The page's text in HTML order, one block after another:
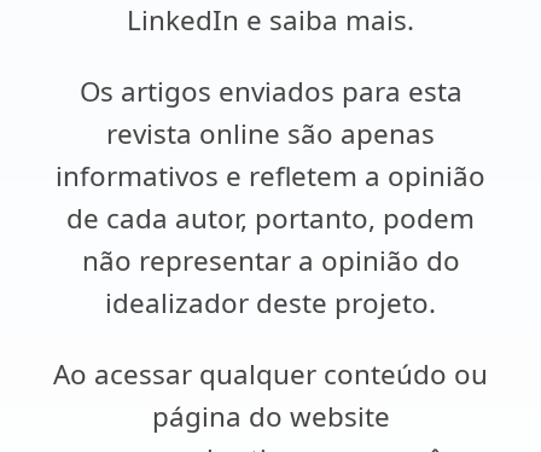
LinkedIn e saiba mais.
Os artigos enviados para esta
revista online são apenas
informativos e refletem a opinião
de cada autor, portanto, podem
não representar a opinião do
idealizador deste projeto.
Ao acessar qualquer conteúdo ou
página do website